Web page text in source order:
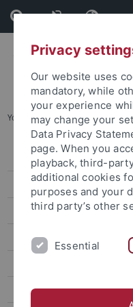
Skip
to
content
Skip
to
footer
You are here: Home ...
Information
News
Archives
Veranstaltungen
Scientific Profile
Privacy
Our website uses
mandatory, while
your experience
may change your
Data Privacy
page. When you
playback, third-
additional cookies
purposes and your
third party’s other
Essential